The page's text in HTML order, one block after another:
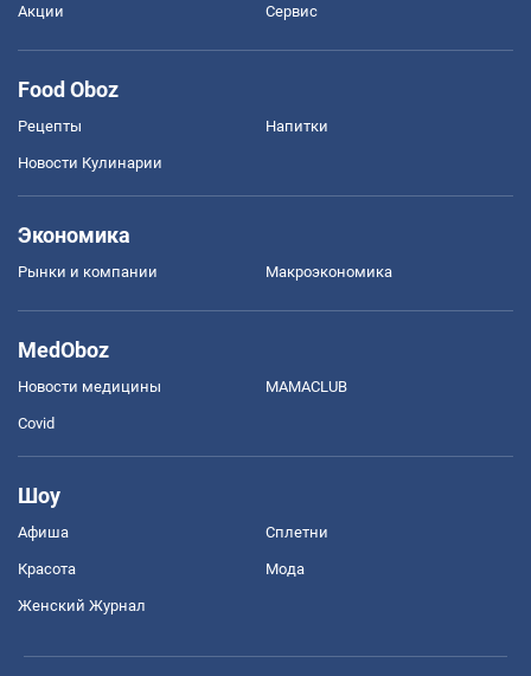
Акции Сервис
Food Oboz
Рецепты Напитки
Новости Кулинарии
Экономика
Рынки и компании Mакроэкономика
MedOboz
Новости медицины MAMACLUB
Covid
Шоу
Афиша Сплетни
Красота Мода
Женский Журнал